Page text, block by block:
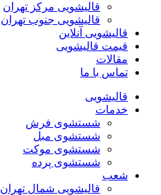
قالیشویی مرکز تهران
قالیشویی جنوب تهران
قالیشویی آنلاین
قیمت قالیشویی
مقالات
تماس با ما
قالیشویی
خدمات
شستشوی فرش
شستشوی مبل
شستشوی موکت
شستشوی پرده
شعب
قالیشویی شمال تهران